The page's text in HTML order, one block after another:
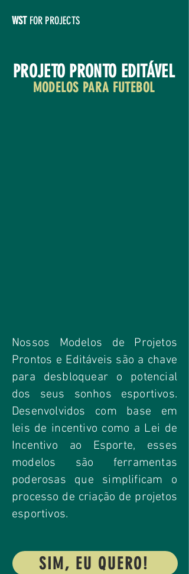
WST FOR PROJECTS
PROJETO PRONTO EDITÁVEL
MODELOS PARA FUTEBOL
Nossos Modelos de Projetos
Prontos e Editáveis são a chave
para desbloquear o potencial
dos seus sonhos esportivos.
Desenvolvidos com base em
leis de incentivo como a Lei de
Incentivo ao Esporte, esses
modelos são ferramentas
poderosas que simplificam o
processo de criação de projetos
esportivos.
SIM, EU QUERO!